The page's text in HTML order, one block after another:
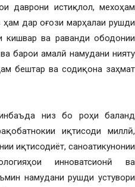
даврони истиқлол, мехоҳам
дар оғози марҳалаи рушди
кишвар ва раванди ободонии
барои амалӣ намудани нияту
бештар ва содиқона заҳмат
низ бо роҳи баланд
иқтисоди миллӣ,
иқтисодиёт, саноатикунонии
инноватсионӣ ва
намудани рушди устувори